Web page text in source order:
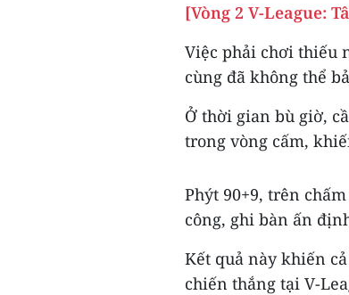
[Vòng 2 V-League:
Việc phải chơi thiếu
cùng đã không thể
Ở thời gian bù giờ,
trong vòng cấm,
Phýt 90+9, trên
công, ghi bàn ấn
Kết quả này khiến
chiến thắng tại V-